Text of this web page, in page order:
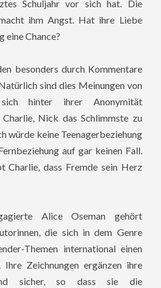
Schuljahr vor sich hat. Die
ihm Angst. Hat ihre Liebe
eine Chance?
besonders durch Kommentare
sind dies Meinungen von
hinter ihrer Anonymität
Nick das Schlimmste zu
würde keine Teenagerbeziehung
auf gar keinen Fall.
Charlie, dass Fremde sein Herz
Alice Oseman gehört
die sich in dem Genre
Themen international einen
Zeichnungen ergänzen ihre
sicher, so dass sie die